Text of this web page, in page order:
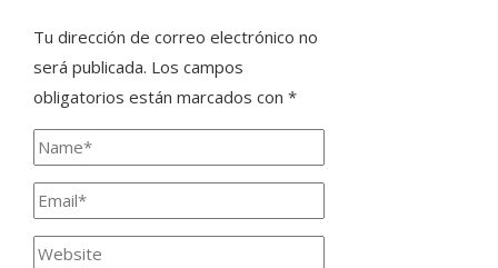
Tu dirección de correo electrónico no
será publicada. Los campos
obligatorios están marcados con *